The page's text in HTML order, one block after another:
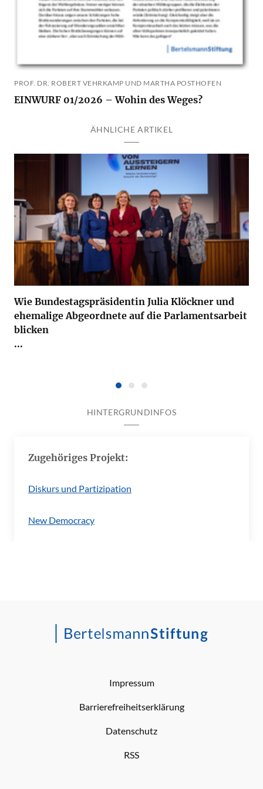
PROF. DR. ROBERT VEHRKAMP UND MARTHA POSTHOFEN
EINWURF 01/2026 – Wohin des Weges?
ÄHNLICHE ARTIKEL
Wie Bundestagspräsidentin Julia Klöckner und
ehemalige Abgeordnete auf die Parlamentsarbeit
blicken
...
HINTERGRUNDINFOS
Zugehöriges Projekt:
Diskurs und Partizipation
New Democracy
Impressum
Barrierefreiheitserklärung
Datenschutz
RSS